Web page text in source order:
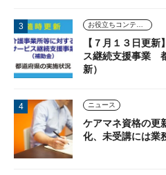
お役立ちコンテンツ
【７月１３日更
ス継続支援事業
新）
ニュース
ケアマネ資格の
化、未受講には業